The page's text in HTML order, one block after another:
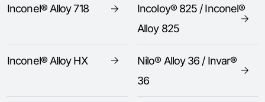
Inconel® Alloy 718
Incoloy® 825 / Inconel®
Alloy 825
Inconel® Alloy HX
Nilo® Alloy 36 / Invar®
36